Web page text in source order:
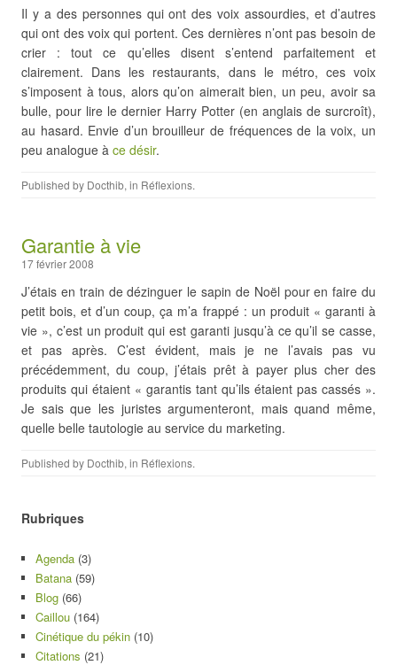
Il y a des personnes qui ont des voix assourdies, et d’autres
qui ont des voix qui portent. Ces dernières n’ont pas besoin de
crier : tout ce qu’elles disent s’entend parfaitement et
clairement. Dans les restaurants, dans le métro, ces voix
s’imposent à tous, alors qu’on aimerait bien, un peu, avoir sa
bulle, pour lire le dernier Harry Potter (en anglais de surcroît),
au hasard. Envie d’un brouilleur de fréquences de la voix, un
peu analogue à ce désir.
Published by Docthib, in Réflexions.
Garantie à vie
17 février 2008
J’étais en train de dézinguer le sapin de Noël pour en faire du
petit bois, et d’un coup, ça m’a frappé : un produit « garanti à
vie », c’est un produit qui est garanti jusqu’à ce qu’il se casse,
et pas après. C’est évident, mais je ne l’avais pas vu
précédemment, du coup, j’étais prêt à payer plus cher des
produits qui étaient « garantis tant qu’ils étaient pas cassés ».
Je sais que les juristes argumenteront, mais quand même,
quelle belle tautologie au service du marketing.
Published by Docthib, in Réflexions.
Rubriques
Agenda (3)
Batana (59)
Blog (66)
Caillou (164)
Cinétique du pékin (10)
Citations (21)